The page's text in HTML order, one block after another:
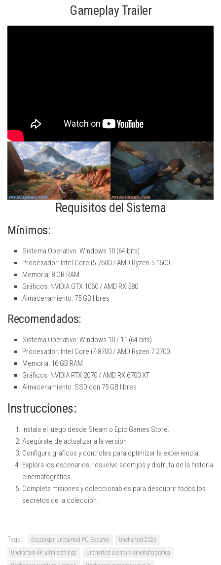
Gameplay Trailer
Requisitos del Sistema
Mínimos:
Sistema Operativo: Windows 10 (64 bits)
Procesador: Intel Core i5-7600 / AMD Ryzen 5 1600
Memoria: 8 GB RAM
Gráficos: NVIDIA GTX 1060 / AMD RX 580
Almacenamiento: 75 GB libres
Recomendados:
Sistema Operativo: Windows 10 / 11 (64 bits)
Procesador: Intel Core i7-8700 / AMD Ryzen 7 2700
Memoria: 16 GB RAM
Gráficos: NVIDIA RTX 2070 / AMD RX 6700 XT
Almacenamiento: SSD con 75 GB libres
Instrucciones:
Instala el juego desde Steam o Epic Games Store.
Asegúrate de actualizar a la versión
Configura gráficos y controles para optimizar la experiencia.
Explora los escenarios, resuelve acertijos y disfruta de la historia
cinematográfica.
Completa misiones y coleccionables para descubrir todos los
secretos de la colección.
Tags: Descargar Uncharted PC Español
Uncharted 2026
Uncharted 4K ultra settings
Uncharted aventura cinematográfica